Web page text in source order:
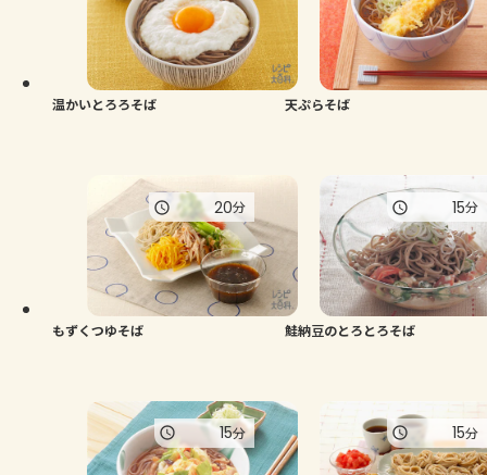
温かいとろろそば 天ぷらそば
もずくつゆそば
20分
鮭納豆のとろとろそば
15分
15分 15分